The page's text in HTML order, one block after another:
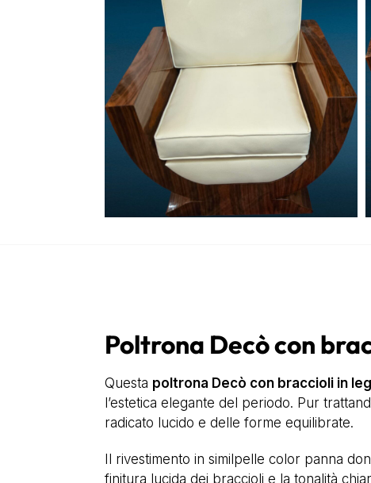
Poltrona Decò con
Questa poltrona Decò con braccioli in
l’estetica elegante del periodo. Pur
radicato lucido e delle forme equilibrate.
Il rivestimento in similpelle color panna
finitura lucida dei braccioli e la tonalità